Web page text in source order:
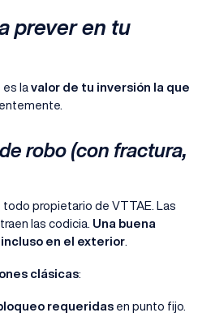
prever en tu
es la valor de tu inversión la que
robo (con fractura,
todo propietario de VTTAE. Las
las codicia. Una buena
en el exterior.
clásicas:
requeridas en punto fijo.